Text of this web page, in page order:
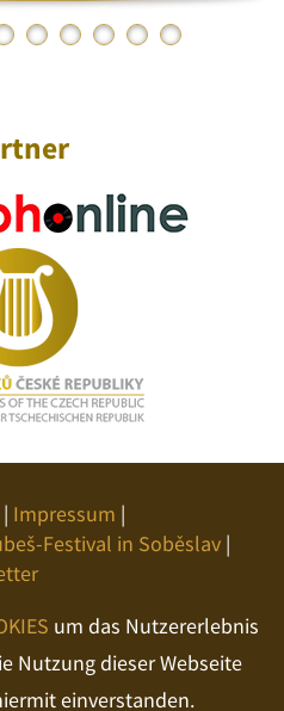
| Impressum |
Festival in Soběslav |
um das Nutzererlebnis
Nutzung dieser Webseite
einverstanden.